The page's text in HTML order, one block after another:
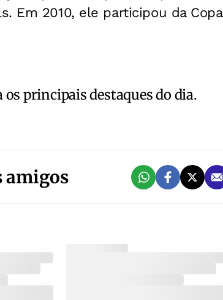
Em 2010, ele participou da Copa
os principais destaques do dia.
amigos